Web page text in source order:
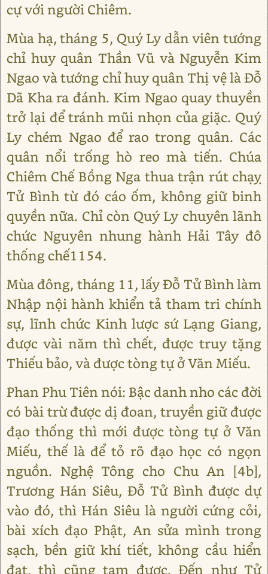
cự với người Chiêm.
Mùa hạ, tháng 5, Quý Ly dẫn viên tướng
chỉ huy quân Thần Vũ và Nguyễn Kim
Ngao và tướng chỉ huy quân Thị vệ là Đỗ
Dã Kha ra đánh. Kim Ngao quay thuyền
trở lại để tránh mũi nhọn của giặc. Quý
Ly chém Ngao để rao trong quân. Các
quân nổi trống hò reo mà tiến. Chúa
Chiêm Chế Bồng Nga thua trận rút chạỵ
Tử Bình từ đó cáo ốm, không giữ binh
quyền nữa. Chỉ còn Quý Ly chuyên lãnh
chức Nguyên nhung hành Hải Tây đô
thống chế1154.
Mùa đông, tháng 11, lấy Đỗ Tử Bình làm
Nhập nội hành khiển tả tham tri chính
sự, lĩnh chức Kinh lược sứ Lạng Giang,
được vài năm thì chết, được truy tặng
Thiếu bảo, và được tòng tự ở Văn Miếu.
Phan Phu Tiên nói: Bậc danh nho các đời
có bài trừ được dị đoan, truyền giữ được
đạo thống thì mới được tòng tự ở Văn
Miếu, thế là để tỏ rõ đạo học có ngọn
nguồn. Nghệ Tông cho Chu An [4b],
Trương Hán Siêu, Đỗ Tử Bình được dự
vào đó, thì Hán Siêu là người cứng cỏi,
bài xích đạo Phật, An sửa mình trong
sạch, bền giữ khí tiết, không cầu hiển
đạt, thì cũng tạm được. Đến như Tử